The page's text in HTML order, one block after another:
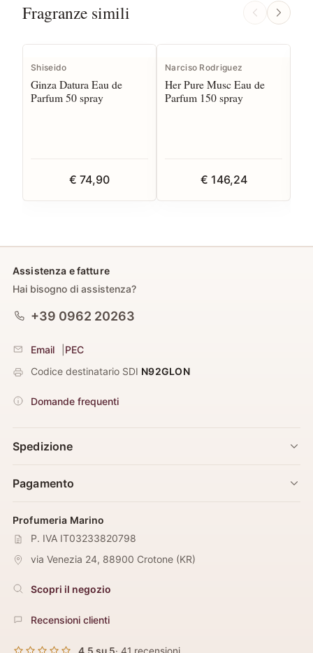
Fragranze simili
Shiseido
Ginza Datura Eau de
Parfum 50 spray
€ 74,90
Narciso Rodriguez
Her Pure Musc Eau de
Parfum 150 spray
€ 146,24
Assistenza e fatture
Hai bisogno di assistenza?
+39 0962 20263
Email
PEC
Codice destinatario SDI N92GLON
Domande frequenti
Spedizione
Pagamento
Profumeria Marino
P. IVA IT03233820798
via Venezia 24, 88900 Crotone (KR)
Scopri il negozio
Recensioni clienti